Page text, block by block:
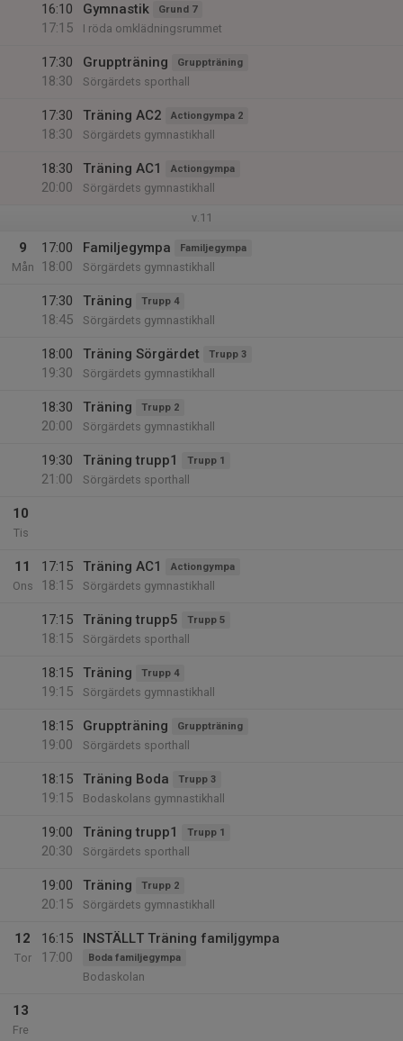
16:10
17:15
Gymnastik Grund 7
I röda omklädningsrummet
17:30
18:30
Gruppträning Gruppträning
Sörgärdets sporthall
17:30
18:30
Träning AC2 Actiongympa 2
Sörgärdets gymnastikhall
18:30
20:00
Träning AC1 Actiongympa
Sörgärdets gymnastikhall
v.11
9
Mån
17:00
18:00
Familjegympa Familjegympa
Sörgärdets gymnastikhall
17:30
18:45
Träning Trupp 4
Sörgärdets gymnastikhall
18:00
19:30
Träning Sörgärdet Trupp 3
Sörgärdets gymnastikhall
18:30
20:00
Träning Trupp 2
Sörgärdets gymnastikhall
19:30
21:00
Träning trupp1 Trupp 1
Sörgärdets sporthall
10
Tis
11
Ons
17:15
18:15
Träning AC1 Actiongympa
Sörgärdets gymnastikhall
17:15
18:15
Träning trupp5 Trupp 5
Sörgärdets sporthall
18:15
19:15
Träning Trupp 4
Sörgärdets gymnastikhall
18:15
19:00
Gruppträning Gruppträning
Sörgärdets sporthall
18:15
19:15
Träning Boda Trupp 3
Bodaskolans gymnastikhall
19:00
20:30
Träning trupp1 Trupp 1
Sörgärdets sporthall
19:00
20:15
Träning Trupp 2
Sörgärdets gymnastikhall
12
Tor
16:15
17:00
INSTÄLLT Träning familjgympa
Boda familjegympa
Bodaskolan
13
Fre